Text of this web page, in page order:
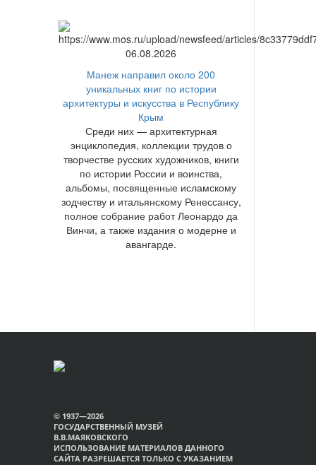
06.08.2026
Манеж направил около 200
уникальных книг по истории
архитектуры и искусства в Республику
Крым
Среди них — архитектурная
энциклопедия, коллекции трудов о
творчестве русских художников, книги
по истории России и воинства,
альбомы, посвященные исламскому
зодчеству и итальянскому Ренессансу,
полное собрание работ Леонардо да
Винчи, а также издания о модерне и
авангарде.
© 1937—2026
ГОСУДАРСТВЕННЫЙ МУЗЕЙ
В.В.МАЯКОВСКОГО
ИСПОЛЬЗОВАНИЕ МАТЕРИАЛОВ ДАННОГО
САЙТА РАЗРЕШАЕТСЯ ТОЛЬКО С УКАЗАНИЕМ